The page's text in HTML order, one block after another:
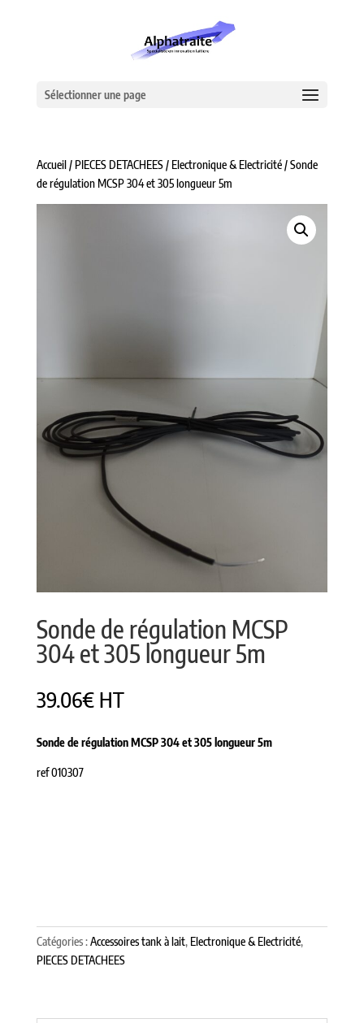
Sélectionner une page
Accueil/ PIECES DETACHEES/ Electronique & Electricité/ Sonde
de régulation MCSP 304 et 305 longueur 5m
Sonde de régulation MCSP
304 et 305 longueur 5m
39.06€ HT
Sonde de régulation MCSP 304 et 305 longueur 5m
ref 010307
Catégories :Accessoires tank à lait, Electronique & Electricité,
PIECES DETACHEES